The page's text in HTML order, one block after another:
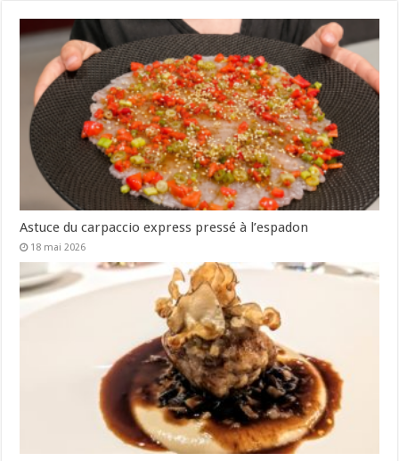
Astuce du carpaccio express pressé à l’espadon
18 mai 2026